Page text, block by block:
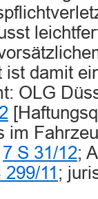
damit
OLG
im
7 S 31/12;
11 ;